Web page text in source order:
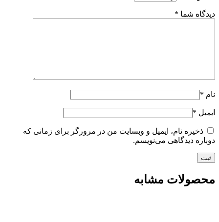
دیدگاه شما *
نام *
ایمیل *
ذخیره نام، ایمیل و وبسایت من در مرورگر برای زمانی که
دوباره دیدگاهی می‌نویسم.
محصولات مشابه